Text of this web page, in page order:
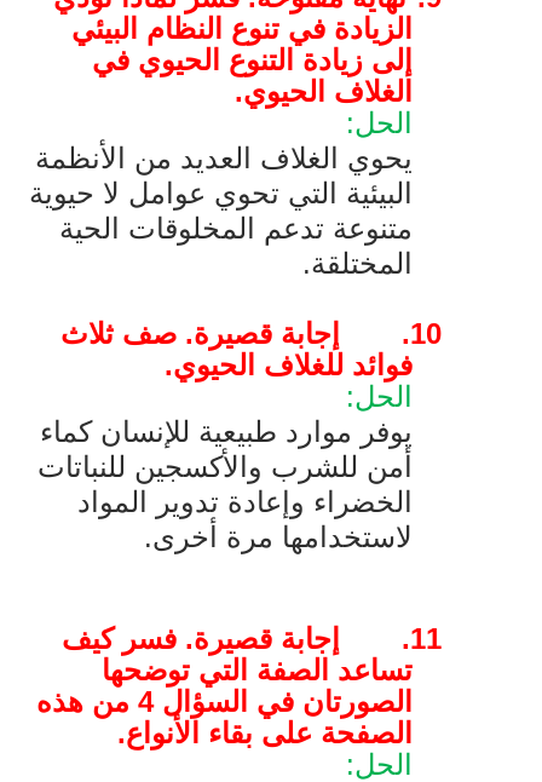
الزيادة في تنوع النظام البيئي
إلى زيادة التنوع الحيوي في
الغلاف الحيوي.
الحل:
يحوي الغلاف العديد من الأنظمة
البيئية التي تحوي عوامل لا حيوية
متنوعة تدعم المخلوقات الحية
المختلقة.
10.
إجابة قصيرة. صف ثلاث
فوائد للغلاف الحيوي.
الحل:
يوفر موارد طبيعية للإنسان كماء
أمن للشرب والأكسجين للنباتات
الخضراء وإعادة تدوير المواد
لاستخدامها مرة أخرى.
11.
إجابة قصيرة. فسر كيف
تساعد الصفة التي توضحها
الصورتان في السؤال 4 من هذه
الصفحة على بقاء الأنواع.
الحل: